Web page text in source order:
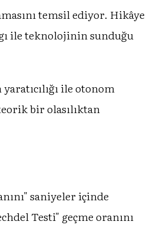
temsil ediyor. Hikâye
ile teknolojinin sunduğu
ile otonom
bir olasılıktan
saniyeler içinde
Testi" geçme oranını